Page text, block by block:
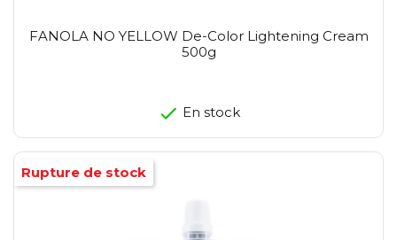
FANOLA NO YELLOW De-Color Lightening Cream
500g
En stock
Rupture de stock